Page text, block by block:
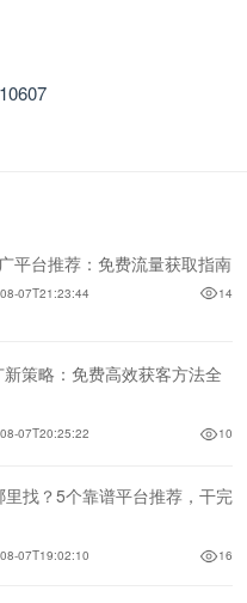
平台推荐：免费流量获取指南
07T21:23:44 14
策略：免费高效获客方法全
07T20:25:22 10
找？5个靠谱平台推荐，干完
07T19:02:10 16